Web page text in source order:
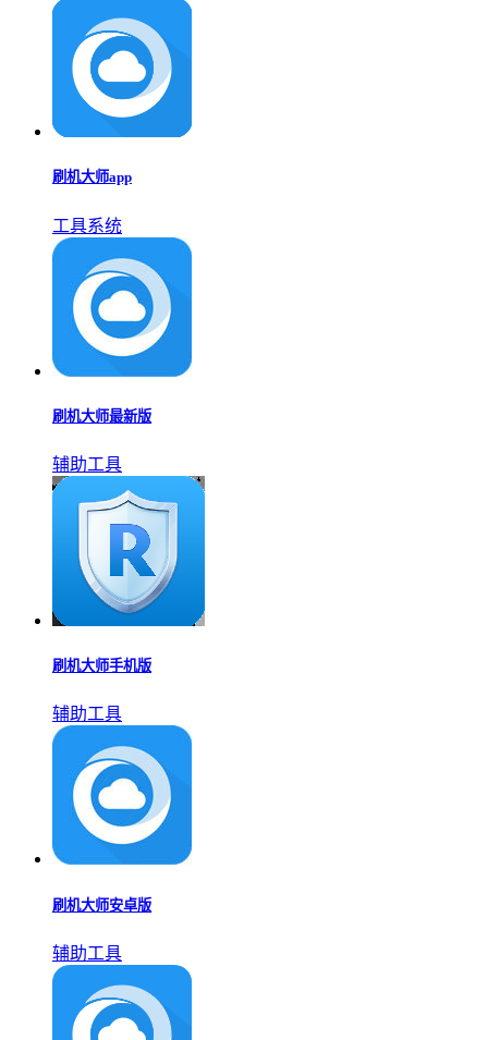
刷机大师app
工具系统
刷机大师最新版
辅助工具
刷机大师手机版
辅助工具
刷机大师安卓版
辅助工具